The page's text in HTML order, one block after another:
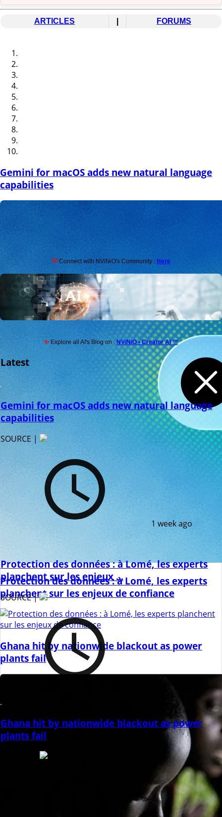
ARTICLES FORUMS
Gemini for macOS adds new natural language
capabilities
Protection des données : à Lomé, les experts
planchent sur les enjeux de confiance
Ghana hit by nationwide blackout as power
plants fail
💡Connect with NViNiO's Community : Here
✨ Explore all AI's Blog on :NViNiO • Creator AI ™
Latest
Gemini for macOS adds new natural language
capabilities
SOURCE |
1 week ago
Protection des données : à Lomé, les experts
planchent sur les enjeux ...
SOURCE |
Ghana hit by nationwide blackout as power
plants fail